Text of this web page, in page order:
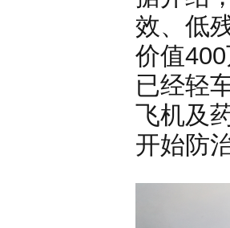
效、低
价值
已经轻
飞机及
开始防